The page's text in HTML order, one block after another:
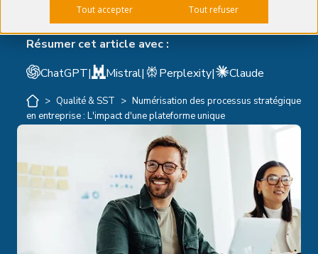
Tout accepter Tout refuser
06 septembre 2023 5 min de lecture
Résumer cet article avec :
ChatGPT| Mistral| Perplexity| Claude
> Qualité & SST > Numérisation des processus stratégique
en entreprise : L'impact d'une plateforme unique